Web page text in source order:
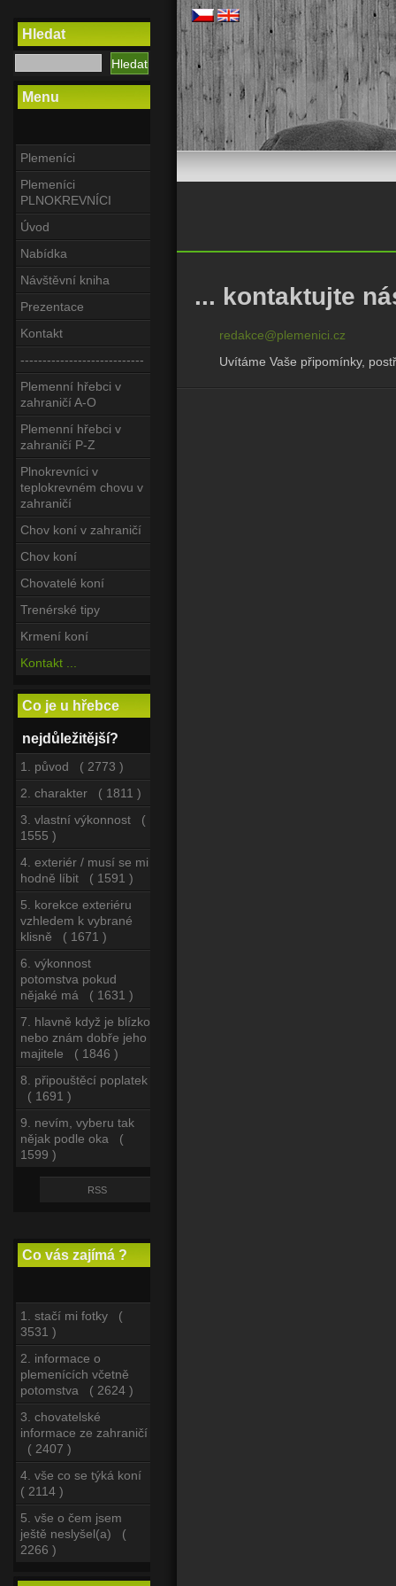
Hledat
Menu
Plemeníci
Plemeníci
PLNOKREVNÍCI
Úvod
Nabídka
Návštěvní kniha
Prezentace
Kontakt
----------------------------
Plemenní hřebci v
zahraničí A-O
Plemenní hřebci v
zahraničí P-Z
Plnokrevníci v
teplokrevném chovu v
zahraničí
Chov koní v zahraničí
Chov koní
Chovatelé koní
Trenérské tipy
Krmení koní
Kontakt ...
Co je u hřebce
nejdůležitější?
1. původ ( 2773 )
2. charakter ( 1811 )
3. vlastní výkonnost (
1555 )
4. exteriér / musí se mi
hodně líbit ( 1591 )
5. korekce exteriéru
vzhledem k vybrané
klisně ( 1671 )
6. výkonnost
potomstva pokud
nějaké má ( 1631 )
7. hlavně když je blízko
nebo znám dobře jeho
majitele ( 1846 )
8. připouštěcí poplatek
( 1691 )
9. nevím, vyberu tak
nějak podle oka (
1599 )
RSS
Co vás zajímá ?
1. stačí mi fotky (
3531 )
2. informace o
plemenících včetně
potomstva ( 2624 )
3. chovatelské
informace ze zahraničí
( 2407 )
4. vše co se týká koní
( 2114 )
5. vše o čem jsem
ještě neslyšel(a) (
2266 )
... kontaktujte
redakce@plemenici.cz
Uvítáme Vaše připomínky,